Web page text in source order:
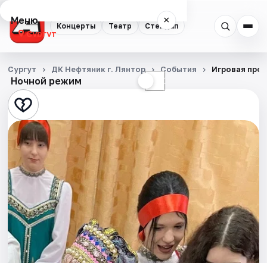
Концерты Театр Стендап
Меню ×
Сургут
Концерты
Театр
Стендап
События
Города
Площадки
Артисты
Ночной режим ☾
Сургут ДК Нефтяник г. Лянтор События Игровая